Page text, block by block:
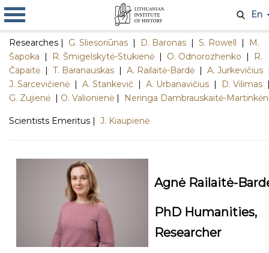
Researches | G. Sliesoriūnas | D. Baronas | S. Rowell |
M.
Šapoka | R. Šmigelskytė-Stukienė | O. Odnorozhenko |
R.
Čapaitė | T. Baranauskas | A. Railaitė-Bardė | A. Jurkevičius
J. Sarcevičienė | A. Stankevič | A. Urbanavičius | D. Vilimas
G. Zujienė | O. Valionienė | Neringa Dambrauskaitė-
Scientists Emeritus | J. Kiaupienė
Agnė Railaitė-
PhD Humanities,
Researcher
En